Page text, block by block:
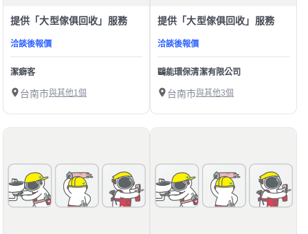
提供「大型傢俱回收」服務
洽談後報價
潔癖客
台南市與其他1個
提供「大型傢俱回收」服務
洽談後報價
鷗能環保清潔有限公司
台南市與其他3個